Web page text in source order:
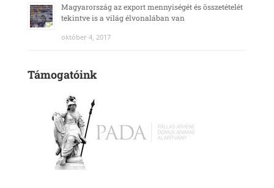
Magyarország az export mennyiségét és összetételét
tekintve is a világ élvonalában van
október 4, 2017
Támogatóink